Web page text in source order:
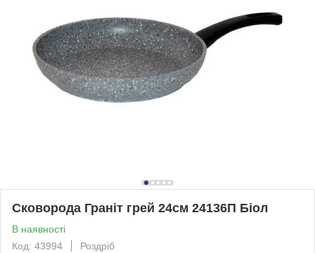
Сковорода Граніт грей 24см 24136П Біол
В наявності
Код: 43994
Роздріб